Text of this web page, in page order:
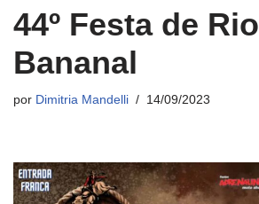
44º Festa de Rio
Bananal
por Dimitria Mandelli 14/09/2023